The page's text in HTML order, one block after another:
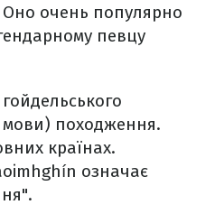
очень популярно
певцу
мови) походження.
країнах.
означає